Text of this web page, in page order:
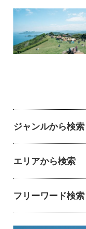
ジャンルから検索
エリアから検索
フリーワード検索